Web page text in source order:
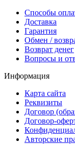
Способы
Доставка
Гарантия
Обмен /
Возврат денег
Вопросы и
Информация
Карта сайта
Реквизиты
Договор
Договор-
Авторские